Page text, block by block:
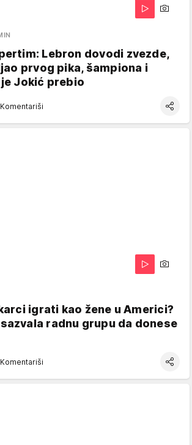
Lebron dovodi zvezde,
prvog pika, šampiona i
Jokić prebio
Komentariši
igrati kao žene u Americi?
radnu grupu da donese
Komentariši